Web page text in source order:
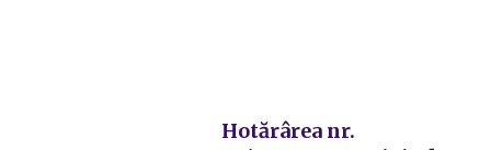
Hotărârea nr.